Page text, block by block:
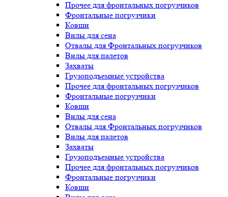
Прочее для фронтальных погрузчиков
Фронтальные погрузчики
Ковши
Вилы для сена
Отвалы для Фронтальных погрузчиков
Вилы для палетов
Захваты
Грузоподъемные устройства
Прочее для фронтальных погрузчиков
Фронтальные погрузчики
Ковши
Вилы для сена
Отвалы для Фронтальных погрузчиков
Вилы для палетов
Захваты
Грузоподъемные устройства
Прочее для фронтальных погрузчиков
Фронтальные погрузчики
Ковши